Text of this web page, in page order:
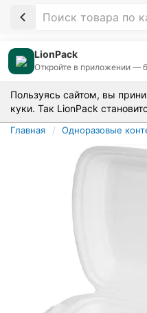
LionPack
Пользуясь сайтом, вы
куки. Так LionPack
Главная Одноразовые